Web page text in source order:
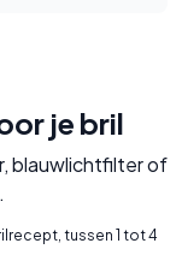
je bril
blauwlichtfilter of
tussen 1 tot 4